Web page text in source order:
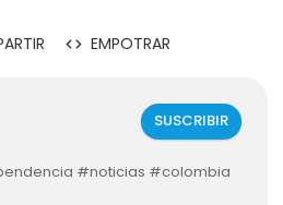
EMPOTRAR
SUSCRIBIR
#noticias #colombia